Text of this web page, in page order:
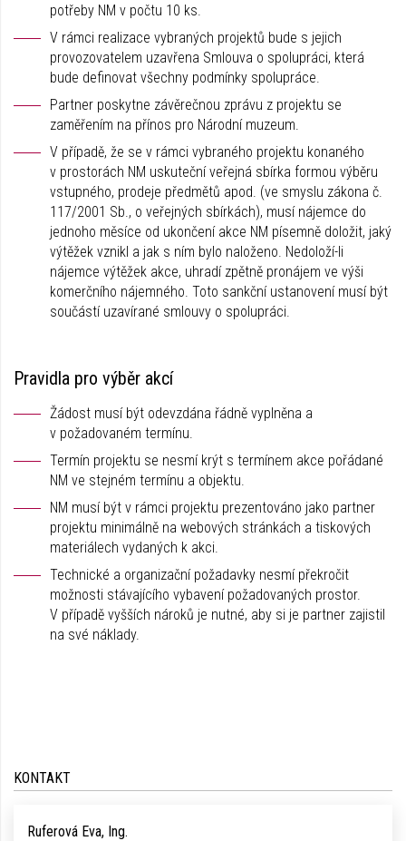
potřeby NM v počtu 10 ks.
V rámci realizace vybraných projektů bude s jejich
provozovatelem uzavřena Smlouva o spolupráci, která
bude definovat všechny podmínky spolupráce.
Partner poskytne závěrečnou zprávu z projektu se
zaměřením na přínos pro Národní muzeum.
V případě, že se v rámci vybraného projektu konaného
v prostorách NM uskuteční veřejná sbírka formou výběru
vstupného, prodeje předmětů apod. (ve smyslu zákona č.
117/2001 Sb., o veřejných sbírkách), musí nájemce do
jednoho měsíce od ukončení akce NM písemně doložit, jaký
výtěžek vznikl a jak s ním bylo naloženo. Nedoloží-li
nájemce výtěžek akce, uhradí zpětně pronájem ve výši
komerčního nájemného. Toto sankční ustanovení musí být
součástí uzavírané smlouvy o spolupráci.
Pravidla pro výběr akcí
Žádost musí být odevzdána řádně vyplněna a
v požadovaném termínu.
Termín projektu se nesmí krýt s termínem akce pořádané
NM ve stejném termínu a objektu.
NM musí být v rámci projektu prezentováno jako partner
projektu minimálně na webových stránkách a tiskových
materiálech vydaných k akci.
Technické a organizační požadavky nesmí překročit
možnosti stávajícího vybavení požadovaných prostor.
V případě vyšších nároků je nutné, aby si je partner zajistil
na své náklady.
KONTAKT
Ruferová Eva, Ing.